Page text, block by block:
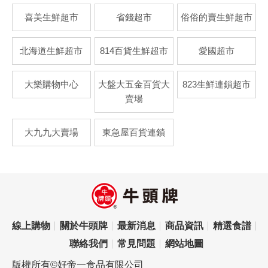
喜美生鮮超市 省錢超市 俗俗的賣生鮮超市
北海道生鮮超市 814百貨生鮮超市 愛國超市
大樂購物中心
大盤大五金百貨大
賣場
823生鮮連鎖超市
大九九大賣場 東急屋百貨連鎖
線上購物 關於牛頭牌 最新消息 商品資訊
精選食譜
聯絡我們
常見問題 網站地圖
版權所有©好帝一食品有限公司